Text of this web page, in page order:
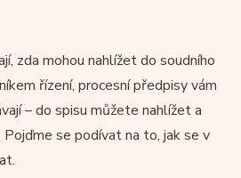
zda mohou nahlížet do soudního
řízení, procesní předpisy vám
– do spisu můžete nahlížet a
se podívat na to, jak se v